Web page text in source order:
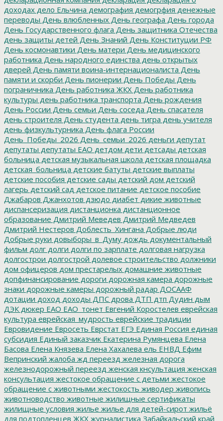
доходах дело Ельчина демография демогрфия денежные
переводы День влюбленных День географа День города
День Государственного флага День защитника Отечества
день защиты детей День Знаний День Конституции РФ
День космонавтики День матери День медицинского
работника День народного единства день открытых
дверей День памяти воина-интернационалиста День
памяти и скорби День пионерии День Победы День
пограничника День работника ЖКХ День работника
культуры день работника транспорта День рождения
День России День семьи День соседа День спасателя
день строителя День студента день тигра день учителя
день физкультурника День флага России
День_Победы_2026 День_семьи_2026 деньги депутат
депутаты депутаты ЕАО детдом дети детсады детская
больница детская музыкальная школа детская площадка
детская_больница детские батуты детские выплаты
детские пособия детские сады детский дом детский
лагерь детский сад детское питание детское пособие
Джабаров Джанхотов дзюдо диабет дикие животные
диспансеризация дистанционка дистанционное
образование Дмитрий Меведев Дмитрий Медведев
Дмитрий Нестеров Доблесть_Хингана Добрые люди
Добрые руки довыборы_в_Думу дождь документальный
фильм долг долги долги по зарплате долговая нагрузка
долгострои долгострой долевое строительство должники
дом офицеров дом престарелых домашние животные
допфинансирование дороги дорожная камера дорожные
знаки дорожные камеры дорожный радар ДОСААФ
дотации доход доходы ДПС дрова ДТП дтп Дудин дым
ДЭК дюкер ЕАО ЕАО_тонет Евгений Коростелев еврейская
культура еврейская_мудрость еврейские традиции
Евровидение Евросеть Еврстат ЕГЭ Единая Россия единая
субсидия Единый заказчик Екатерина Румянцева Елена
Басова Елена Князева Елена Хахалева ель ЕНВД Ефим
Вепринский жалоба жд переезд железная дорога
железнодорожный переезд женская кнсультация женская
консультация жестокое обращение с детьми жестокое
обращение с животными жестокость живодер живопись
животноводство животные жилищные сертификаты
жилищные условия жилье жилье для детей-сирот жильё
для подтопленцев ЖКХ журналистика Забайкальский край